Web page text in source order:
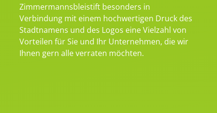
Zimmermannsbleistift besonders in
Verbindung mit einem hochwertigen Druck des
Stadtnamens und des Logos eine Vielzahl von
Vorteilen für Sie und Ihr Unternehmen, die wir
Ihnen gern alle verraten möchten.